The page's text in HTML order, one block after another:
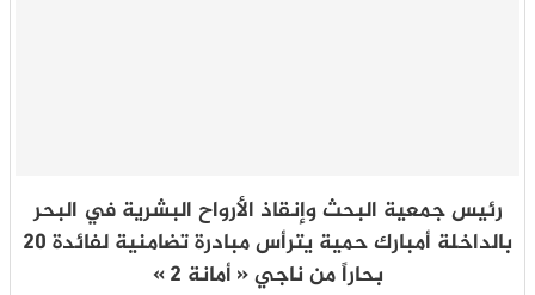
رئيس جمعية البحث وإنقاذ الأرواح البشرية في البحر
بالداخلة أمبارك حمية يترأس مبادرة تضامنية لفائدة 20
بحاراً من ناجي « أمانة 2 »